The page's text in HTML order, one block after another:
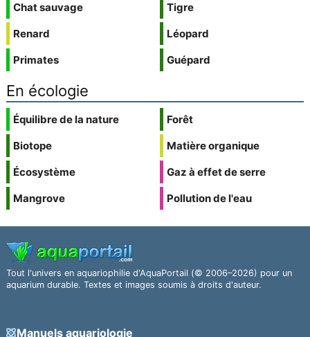
Chat sauvage
Renard
Primates
Tigre
Léopard
Guépard
En écologie
Équilibre de la nature
Biotope
Écosystème
Mangrove
Forêt
Matière organique
Gaz à effet de serre
Pollution de l'eau
Tout l'univers en aquariophilie d'AquaPortail (© 2006–2026) pour un
aquarium durable. Textes et images soumis à droits d'auteur.
Manuels aquariologie